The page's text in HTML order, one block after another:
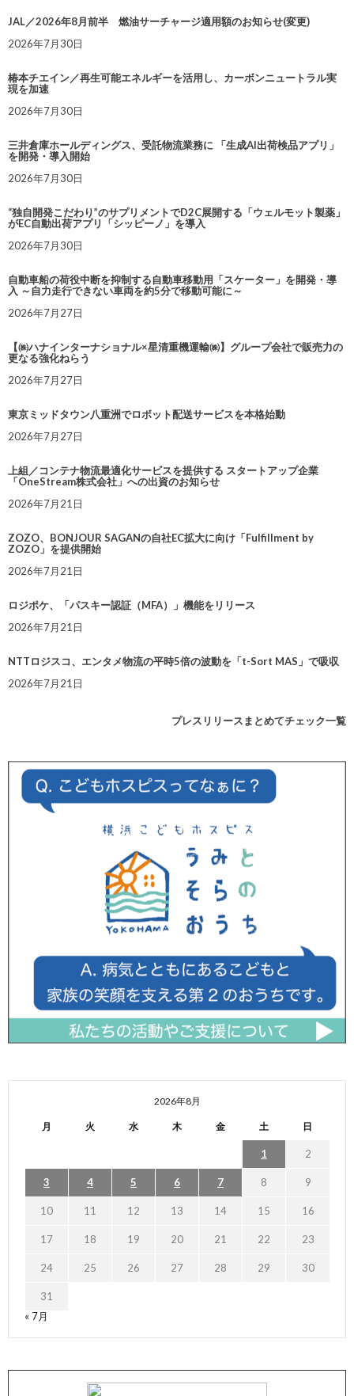
JAL／2026年8月前半 燃油サーチャージ適用額のお知らせ(変更)
2026年7月30日
椿本チエイン／再生可能エネルギーを活用し、カーボンニュートラル実
現を加速
2026年7月30日
三井倉庫ホールディングス、受託物流業務に 「生成AI出荷検品アプリ」
を開発・導入開始
2026年7月30日
“独自開発こだわり”のサプリメントでD2C展開する「ウェルモット製薬」
がEC自動出荷アプリ「シッピーノ」を導入
2026年7月30日
自動車船の荷役中断を抑制する自動車移動用「スケーター」を開発・導
入 ～自力走行できない車両を約5分で移動可能に～
2026年7月27日
【㈱ハナインターナショナル×星清重機運輸㈱】グループ会社で販売力の
更なる強化ねらう
2026年7月27日
東京ミッドタウン八重洲でロボット配送サービスを本格始動
2026年7月27日
上組／コンテナ物流最適化サービスを提供する スタートアップ企業
「OneStream株式会社」への出資のお知らせ
2026年7月21日
ZOZO、BONJOUR SAGANの自社EC拡大に向け「Fulfillment by
ZOZO」を提供開始
2026年7月21日
ロジポケ、「パスキー認証（MFA）」機能をリリース
2026年7月21日
NTTロジスコ、エンタメ物流の平時5倍の波動を「t-Sort MAS」で吸収
2026年7月21日
プレスリリースまとめてチェック一覧
2026年8月
月 火 水 木 金 土 日
1 2
3 4 5 6 7 8 9
10 11 12 13 14 15 16
17 18 19 20 21 22 23
24 25 26 27 28 29 30
31
« 7月